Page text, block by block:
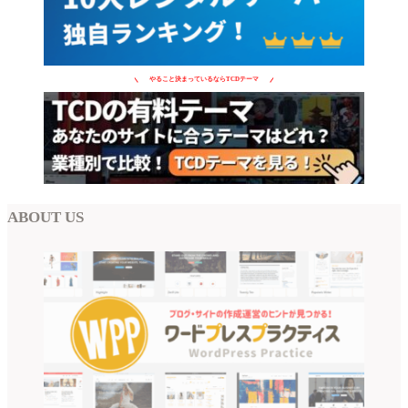
やること決まっているならTCDテーマ
ABOUT US